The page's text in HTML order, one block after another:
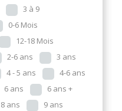
3 à 9
0-6 Mois
12-18 Mois
2-6 ans
3 ans
4 - 5 ans
4-6 ans
6 ans
6 ans +
8 ans
9 ans